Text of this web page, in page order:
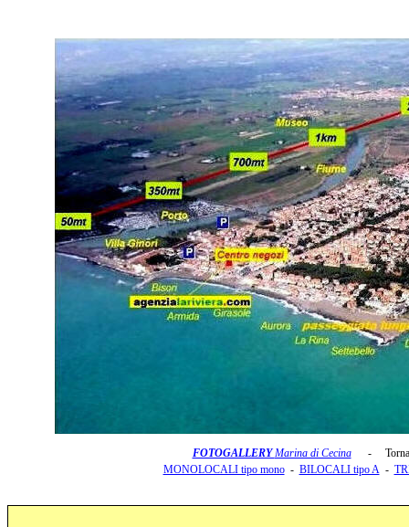
FOTOGALLERYMarina di Cecina- Torna
MONOLOCALI tipo mono- BILOCALI tipo A-